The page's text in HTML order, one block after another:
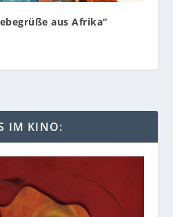
aus Afrika“
IM KINO: